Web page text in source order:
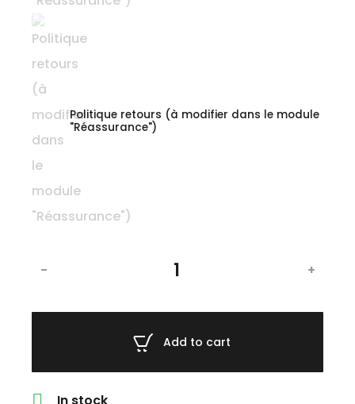
Politique retours (à modifier dans le module
"Réassurance")
- +
Add to cart
In stock